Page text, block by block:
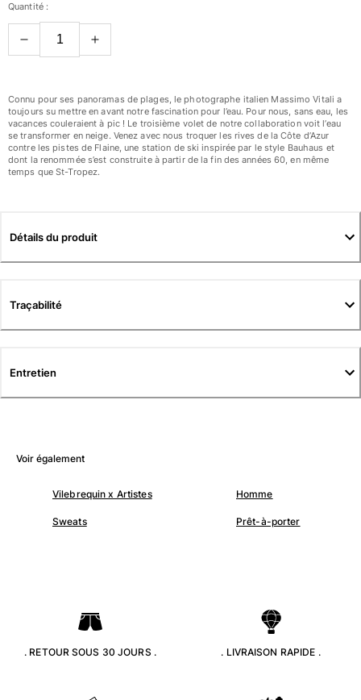
Hauts
Bas
Tous les articles
Prêt-à-porter
Robes
Polos
Tuniques
Kimonos
Classique ultra-léger
Quantité :
Connu pour ses panoramas de plages, le photographe italien Massimo Vitali a
toujours su mettre en avant notre fascination pour l’eau. Pour nous, sans eau, les
vacances couleraient à pic ! Le troisième volet de notre collaboration voit l’eau
se transformer en neige. Venez avec nous troquer les rives de la Côte d’Azur
contre les pistes de Flaine, une station de ski inspirée par le style Bauhaus et
dont la renommée s’est construite à partir de la fin des années 60, en même
temps que St-Tropez.
Détails du produit
Traçabilité
Entretien
Voir également
Vilebrequin x Artistes Homme
Sweats Prêt-à-porter
. RETOUR SOUS 30 JOURS . . LIVRAISON RAPIDE .